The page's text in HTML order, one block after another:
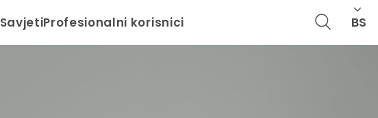
SavjetiProfesionalni korisnici BS